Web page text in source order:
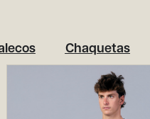
Chaquetas